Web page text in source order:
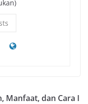
Manfaat, dan Cara I